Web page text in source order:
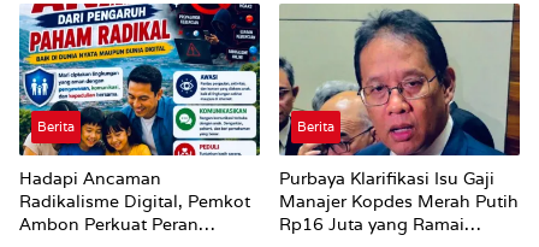
Perubahan Status Jalan
Berita
Hadapi Ancaman
Radikalisme Digital, Pemkot
Ambon Perkuat Peran
Berita
Purbaya Klarifikasi Isu Gaji
Manajer Kopdes Merah Putih
Rp16 Juta yang Ramai